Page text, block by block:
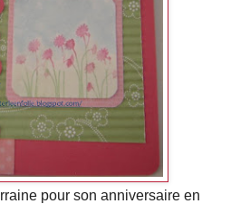
pour son anniversaire en